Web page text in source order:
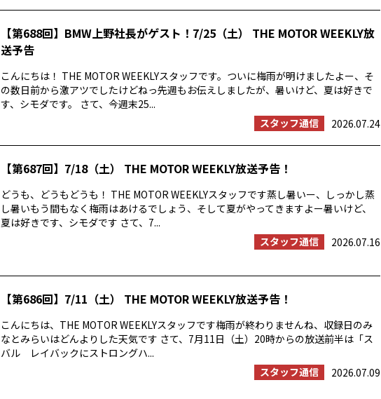
【第688回】BMW上野社長がゲスト！7/25（土） THE MOTOR WEEKLY放
送予告
こんにちは！ THE MOTOR WEEKLYスタッフです。ついに梅雨が明けましたよー、そ
の数日前から激アツでしたけどねっ先週もお伝えしましたが、暑いけど、夏は好きで
す、シモダです。 さて、今週末25...
スタッフ通信
2026.07.24
【第687回】7/18（土） THE MOTOR WEEKLY放送予告！
どうも、どうもどうも！ THE MOTOR WEEKLYスタッフです蒸し暑いー、しっかし蒸
し暑いもう間もなく梅雨はあけるでしょう、そして夏がやってきますよー暑いけど、
夏は好きです、シモダです さて、7...
スタッフ通信
2026.07.16
【第686回】7/11（土） THE MOTOR WEEKLY放送予告！
こんにちは、THE MOTOR WEEKLYスタッフです梅雨が終わりませんね、収録日のみ
なとみらいはどんよりした天気です さて、7月11日（土）20時からの放送前半は「ス
バル レイバックにストロングハ...
スタッフ通信
2026.07.09